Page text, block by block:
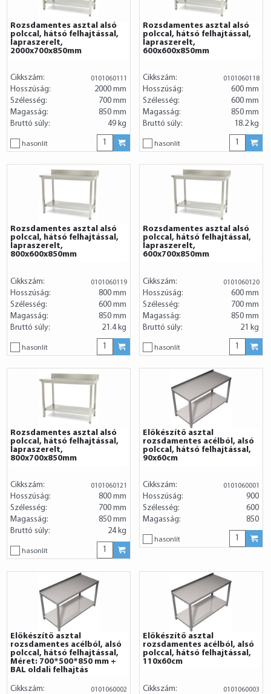
Rozsdamentes asztal alsó
polccal, hátsó felhajtással,
lapraszerelt,
2000x700x850mm
Cikkszám: 0101060111
Hosszúság:
2000 mm
Szélesség:
700 mm
Magasság:
850 mm
Bruttó súly:
49 kg
hasonlít
Rozsdamentes asztal alsó
polccal, hátsó felhajtással,
lapraszerelt,
600x600x850mm
Cikkszám: 0101060118
Hosszúság:
600 mm
Szélesség:
600 mm
Magasság:
850 mm
Bruttó súly:
18.2 kg
hasonlít
Rozsdamentes asztal alsó
polccal, hátsó felhajtással,
lapraszerelt,
800x600x850mm
Cikkszám: 0101060119
Hosszúság:
800 mm
Szélesség:
600 mm
Magasság:
850 mm
Bruttó súly:
21.4 kg
hasonlít
Rozsdamentes asztal alsó
polccal, hátsó felhajtással,
lapraszerelt,
600x700x850mm
Cikkszám: 0101060120
Hosszúság:
600 mm
Szélesség:
700 mm
Magasság:
850 mm
Bruttó súly:
21 kg
hasonlít
Rozsdamentes asztal alsó
polccal, hátsó felhajtással,
lapraszerelt,
800x700x850mm
Cikkszám: 0101060121
Hosszúság:
800 mm
Szélesség:
700 mm
Magasság:
850 mm
Bruttó súly:
24 kg
hasonlít
Előkészítő asztal
rozsdamentes acélból, alsó
polccal, hátsó felhajtással,
90x60cm
Cikkszám: 0101060001
Hosszúság:
900
Szélesség:
600
Magasság:
850
hasonlít
Előkészítő asztal
rozsdamentes acélból, alsó
polccal, hátsó felhajtással,
Méret: 700*500*850 mm +
BAL oldali felhajtás
Cikkszám: 0101060002
Előkészítő asztal
rozsdamentes acélból, alsó
polccal, hátsó felhajtással,
110x60cm
Cikkszám: 0101060003